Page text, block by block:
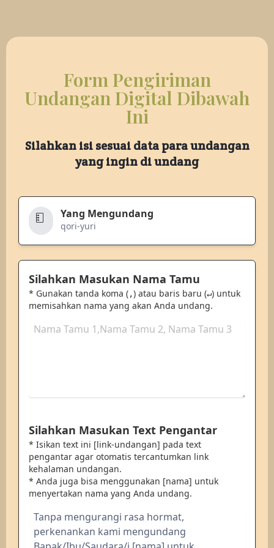
Form Pengiriman
Undangan Digital Dibawah
Ini
Silahkan isi sesuai data para undangan
yang ingin di undang
Yang Mengundang
qori-yuri
Silahkan Masukan Nama Tamu
* Gunakan tanda koma (,) atau baris baru (↵) untuk
memisahkan nama yang akan Anda undang.
Silahkan Masukan Text Pengantar
* Isikan text ini [link-undangan] pada text
pengantar agar otomatis tercantumkan link
kehalaman undangan.
* Anda juga bisa menggunakan [nama] untuk
menyertakan nama yang Anda undang.